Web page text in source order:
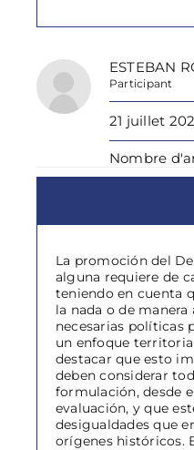
ESTEBAN
Participant
21 juillet
Nombre
La promoción del
alguna requiere de
teniendo en cuenta
la nada o de manera
necesarias políticas
un enfoque
destacar que esto
deben considerar
formulación, desde
evaluación, y que
desigualdades que
orígenes históricos.